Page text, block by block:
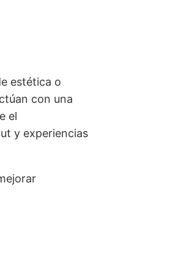
estética o
con una
el
y experiencias